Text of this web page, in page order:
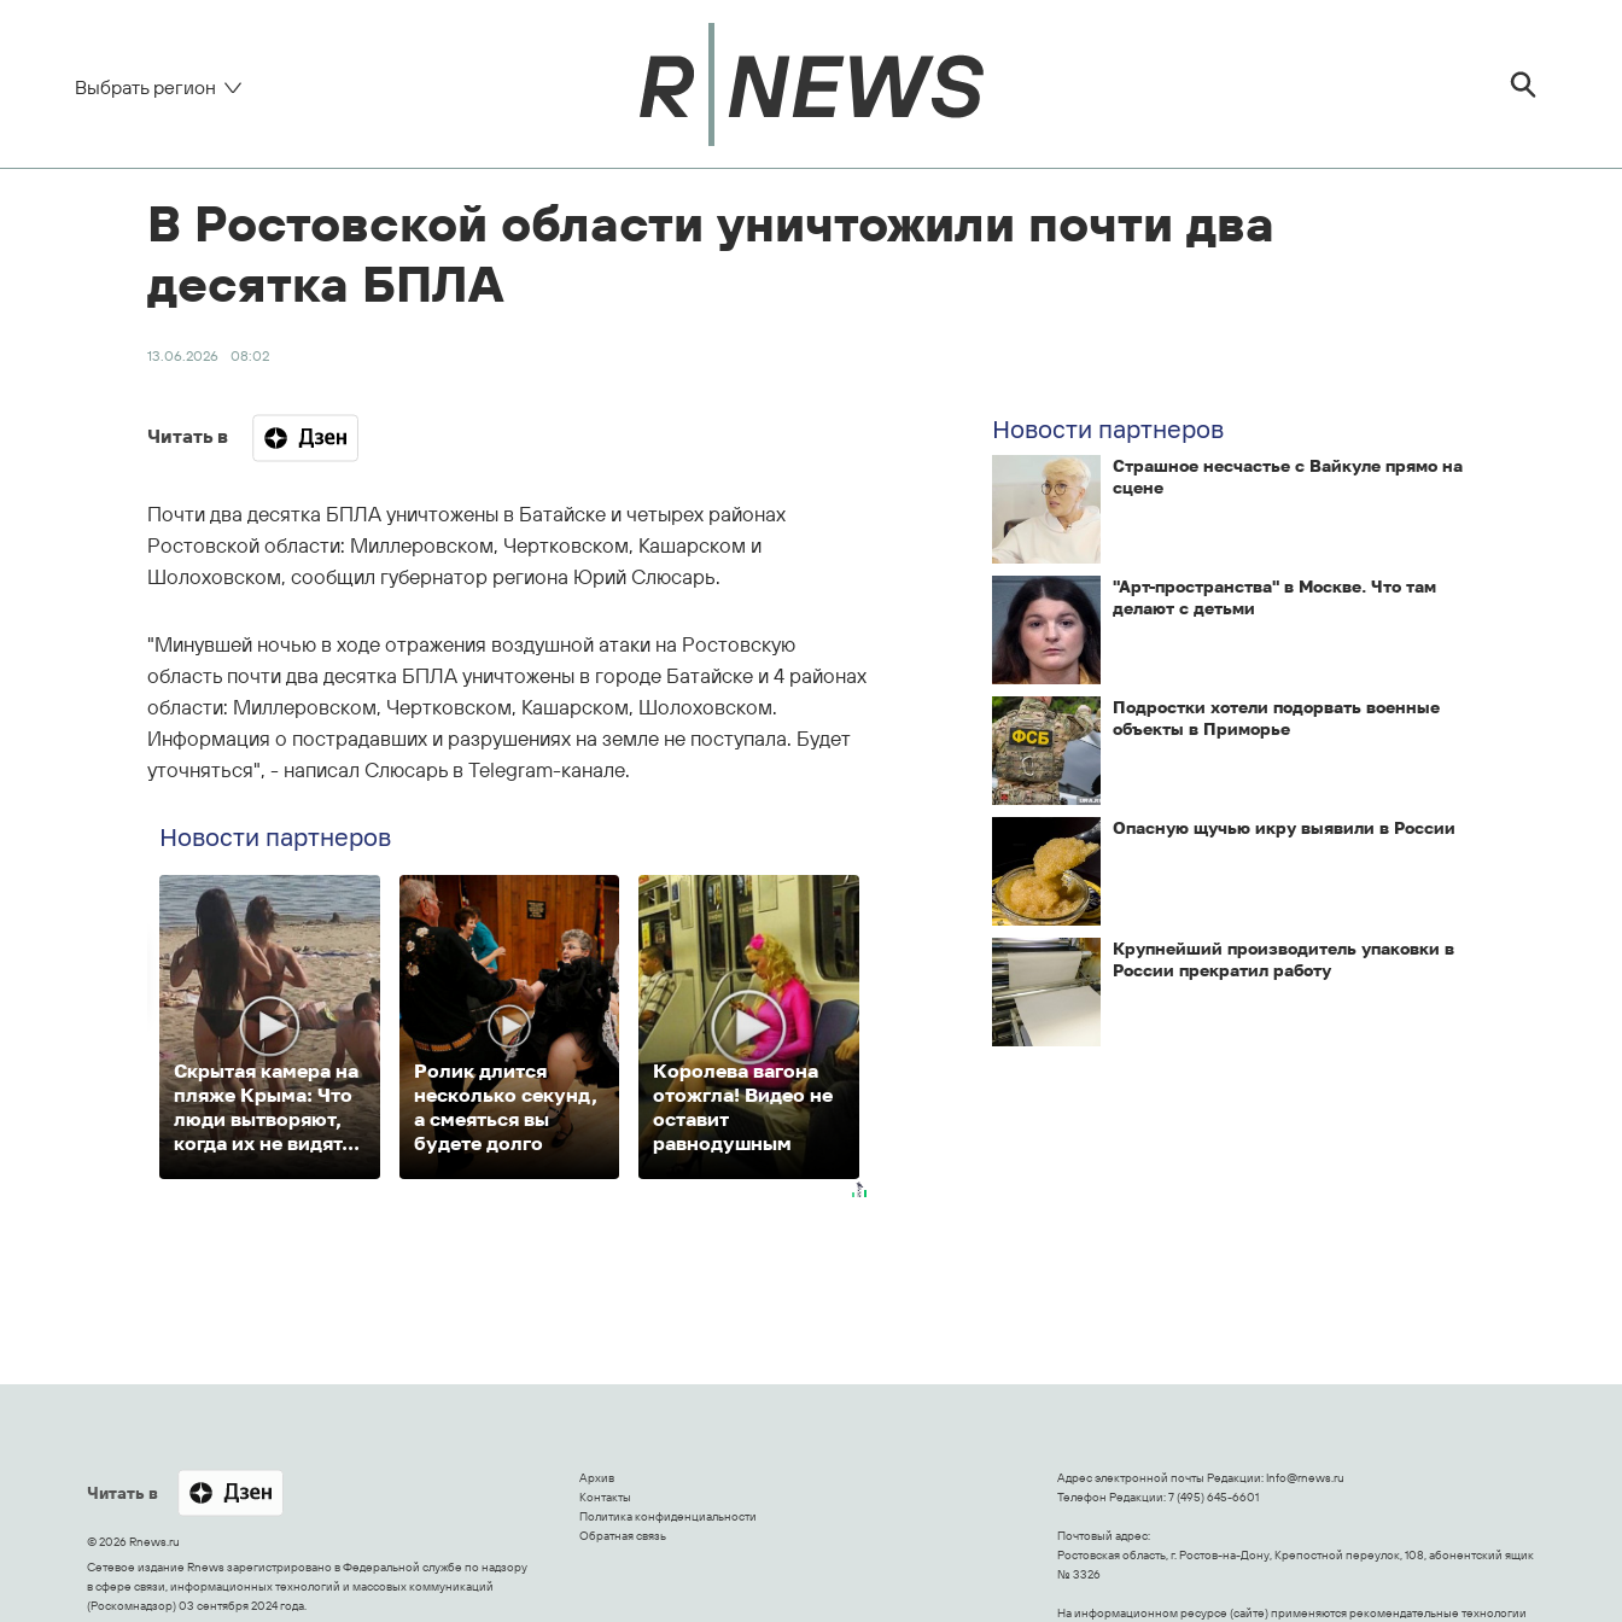
Выбрать регион
В Ростовской области уничтожили почти два
десятка БПЛА
13.06.2026 08:02
Читать в
Почти два десятка БПЛА уничтожены в Батайске и четырех районах
Ростовской области: Миллеровском, Чертковском, Кашарском и
Шолоховском, сообщил губернатор региона Юрий Слюсарь.
"Минувшей ночью в ходе отражения воздушной атаки на Ростовскую
область почти два десятка БПЛА уничтожены в городе Батайске и 4 районах
области: Миллеровском, Чертковском, Кашарском, Шолоховском.
Информация о пострадавших и разрушениях на земле не поступала. Будет
уточняться", - написал Слюсарь в Telegram-канале.
Новости партнеров
Скрытая камера на
пляже Крыма: Что
люди вытворяют,
когда их не видят...
Ролик длится
несколько секунд,
а смеяться вы
будете долго
Королева вагона
отожгла! Видео не
оставит
равнодушным
Новости партнеров
Страшное несчастье с Вайкуле прямо на
сцене
"Арт-пространства" в Москве. Что там
делают с детьми
Подростки хотели подорвать военные
объекты в Приморье
Опасную щучью икру выявили в России
Крупнейший производитель упаковки в
России прекратил работу
Читать в
© 2026 Rnews.ru
Сетевое издание Rnews зарегистрировано в Федеральной службе по надзору
в сфере связи, информационных технологий и массовых коммуникаций
(Роскомнадзор) 03 сентября 2024 года.
Архив
Контакты
Политика конфиденциальности
Обратная связь
Адрес электронной почты Редакции:Info@rnews.ru
Телефон Редакции: 7 (495) 645-6601
Почтовый адрес:
Ростовская область, г. Ростов-на-Дону, Крепостной переулок, 108, абонентский ящик
№ 3326
На информационном ресурсе (сайте) применяются рекомендательные технологии